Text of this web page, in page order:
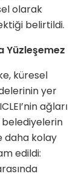
olarak
belirtildi.
Yüzleşemez
küresel
yer
ağları
belediyelerin
daha kolay
edildi: